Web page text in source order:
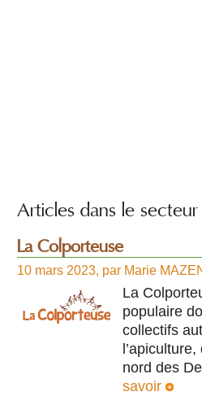
Articles dans le secteur
La Colporteuse
10 mars 2023, par Marie
La
populaire
collectifs
nord des
savoir